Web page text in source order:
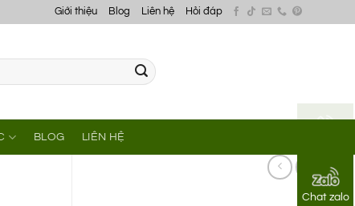
Chat zalo
Giới thiệu Blog Liên hệ Hỏi đáp
BLOG LIÊN HỆ